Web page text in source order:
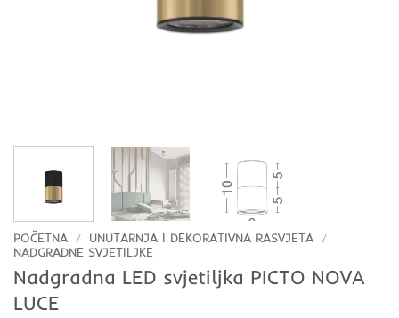
POČETNA / UNUTARNJA I DEKORATIVNA RASVJETA /
NADGRADNE SVJETILJKE
Nadgradna LED svjetiljka PICTO NOVA
LUCE